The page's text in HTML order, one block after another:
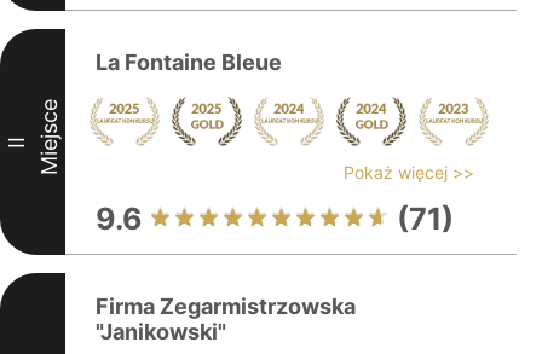
II Miejsce
La Fontaine Bleue
Pokaż więcej >>
9.6 (71)
Firma Zegarmistrzowska
"Janikowski"